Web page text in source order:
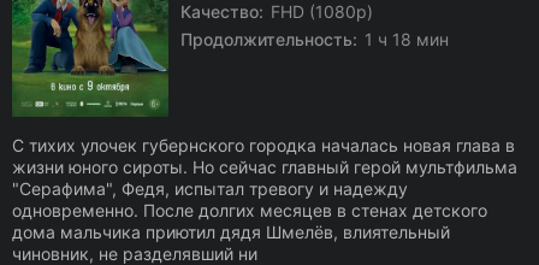
Качество: FHD (1080p)
Продолжительность: 1 ч 18 мин
С тихих улочек губернского городка началась новая глава в
жизни юного сироты. Но сейчас главный герой мультфильма
"Серафима", Федя, испытал тревогу и надежду
одновременно. После долгих месяцев в стенах детского
дома мальчика приютил дядя Шмелёв, влиятельный
чиновник, не разделявший ни